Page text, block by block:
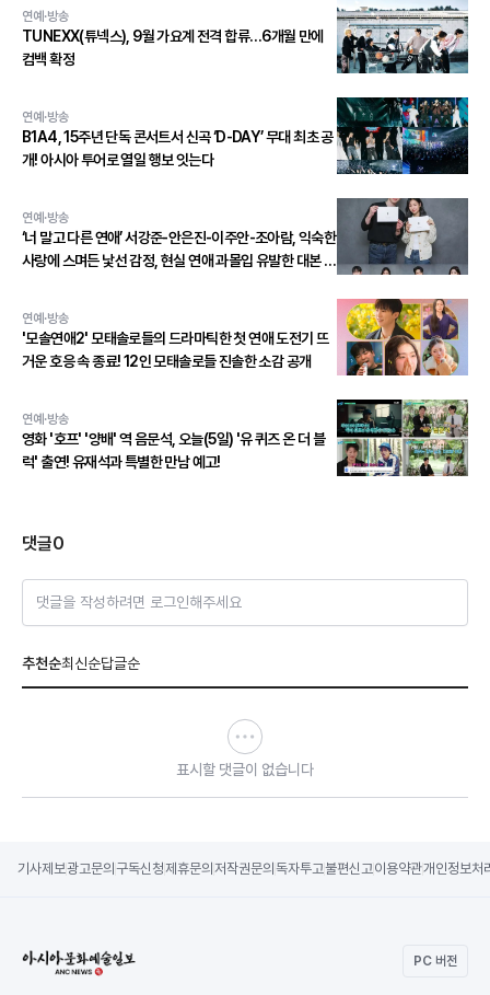
연예·방송
TUNEXX(튜넥스), 9월 가요계 전격 합류…6개월 만에
컴백 확정
연예·방송
B1A4, 15주년 단독 콘서트서 신곡 ‘D-DAY’ 무대 최초 공
개! 아시아 투어로 열일 행보 잇는다
연예·방송
‘너 말고 다른 연애’ 서강준-안은진-이주안-조아람, 익숙한
사랑에 스며든 낯선 감정, 현실 연애 과몰입 유발한 대본 연
연예·방송
'모솔연애2' 모태솔로들의 드라마틱한 첫 연애 도전기 뜨
거운 호응 속 종료! 12인 모태솔로들 진솔한 소감 공개
연예·방송
영화 '호프' '양배' 역 음문석, 오늘(5일) '유 퀴즈 온 더 블
럭' 출연! 유재석과 특별한 만남 예고!
댓글0
댓글을 작성하려면 로그인해주세요
추천순최신순답글순
표시할 댓글이 없습니다
기사제보광고문의 구독신청제휴문의 저작권문의 독자투고불편신고이용약관개인정보처
PC 버전